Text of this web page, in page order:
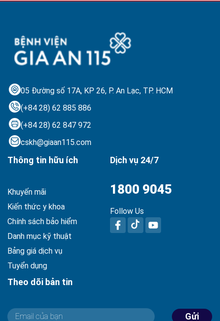
05 Đường số 17A, KP 26, P. An Lạc, TP. HCM
(+84 28) 62 885 886
(+84 28) 62 847 972
cskh@giaan115.com
Thông tin hữu ích
Khuyến mãi
Kiến thức y khoa
Chính sách bảo hiểm
Danh mục kỹ thuật
Bảng giá dịch vụ
Tuyển dụng
Dịch vụ 24/7
1800 9045
Follow Us
Theo dõi bản tin
Gửi